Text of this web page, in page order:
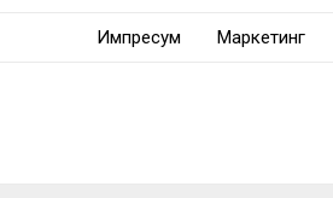
Импресум Маркетинг